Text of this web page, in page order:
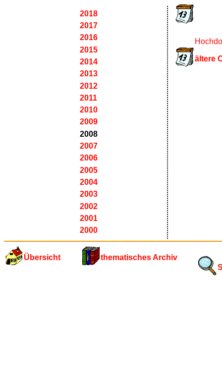
2018
2017
2016
2015
2014
2013
2012
2011
2010
2009
2008
2007
2006
2005
2004
2003
2002
2001
2000
ältere
Übersicht
thematisches Archiv